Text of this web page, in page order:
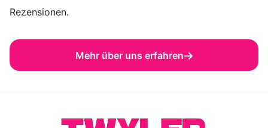
Rezensionen.
Mehr über uns erfahren